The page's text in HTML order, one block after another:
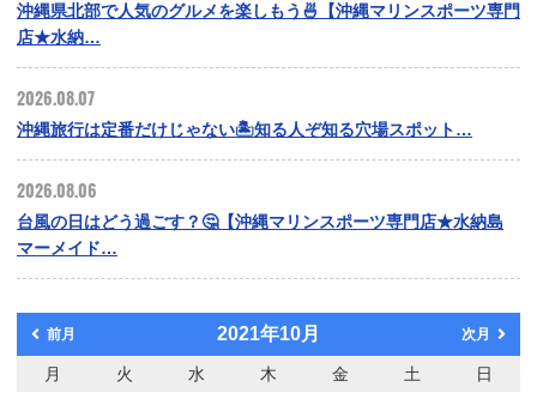
沖縄県北部で人気のグルメを楽しもう🍜【沖縄マリンスポーツ専門
店★水納…
2026.08.07
沖縄旅行は定番だけじゃない🏝️知る人ぞ知る穴場スポット…
2026.08.06
台風の日はどう過ごす？🤔【沖縄マリンスポーツ専門店★水納島
マーメイド…
前月 2021年10月 次月
月 火 水 木 金 土
日